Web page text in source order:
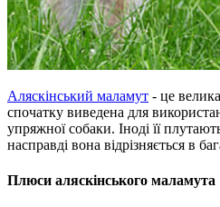
Аляскінський маламут - це
спочатку виведена для
упряжної собаки. Іноді її
насправді вона відрізняється в
Плюси аляскінського маламута